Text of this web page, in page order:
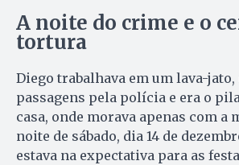
A noite do crime e o
tortura
Diego trabalhava em um lava-
passagens pela polícia e era o
casa, onde morava apenas com a
noite de sábado, dia 14 de
estava na expectativa para as